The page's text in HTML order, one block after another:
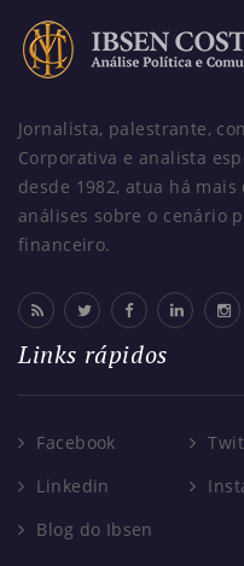
Jornalista, palestrante,
Corporativa e analista
desde 1982, atua há
análises sobre o cenário
financeiro.
Links rápidos
Facebook
Linkedin
Blog do Ibsen